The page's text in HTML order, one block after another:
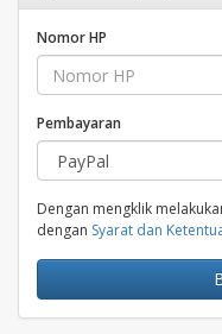
Nomor HP
Pembayaran
Dengan mengklik
dengan Syarat dan